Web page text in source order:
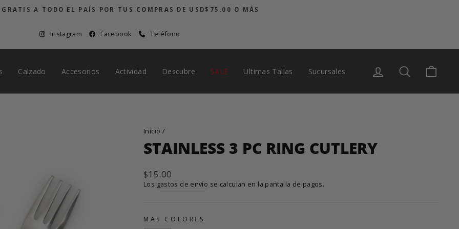
pausa
GRATIS A TODO EL PAÍS POR TUS COMPRAS DE USD$75.00 O MÁS
Instagram Facebook Teléfono
Calzado Accesorios Actividad Descubre SALE Ultimas Tallas Sucursales Ingresar Buscar
Inicio /
STAINLESS 3 PC RING CUTLERY
Precio
habitual
$15.00
Los gastos de envío se calculan en la pantalla de pagos.
MAS COLORES